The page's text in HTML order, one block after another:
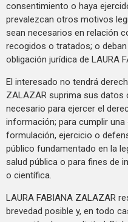
consentimiento o haya
prevalezcan otros motivos
sean necesarios en relación
recogidos o tratados; o
obligación jurídica de LAURA
El interesado no tendrá
ZALAZAR suprima sus
necesario para ejercer el
información; para cumplir una
formulación, ejercicio o
público fundamentado en la
salud pública o para fines de
o científica.
LAURA FABIANA ZALAZAR
brevedad posible y, en todo